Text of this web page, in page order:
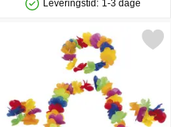
Produkttilgængelighed: På lager
Leveringstid: 1-3 dage
som favoritMarkér aloha